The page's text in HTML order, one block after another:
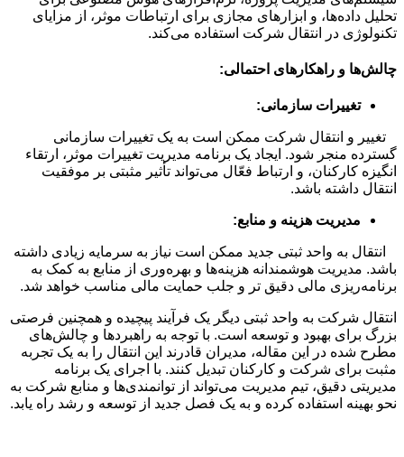
تحلیل داده‌ها، و ابزارهای مجازی برای ارتباطات موثر، از مزایای
تکنولوژی در انتقال شرکت استفاده می‌کند.
چالش‌ها و راهکارهای احتمالی:
تغییرات سازمانی:
تغییر و انتقال شرکت ممکن است به یک تغییرات سازمانی
گسترده منجر شود. ایجاد یک برنامه مدیریت تغییرات موثر، ارتقاء
انگیزه کارکنان، و ارتباط فعّال می‌تواند تأثیر مثبتی بر موفقیت
انتقال داشته باشد.
مدیریت هزینه و منابع:
انتقال به واحد ثبتی جدید ممکن است نیاز به سرمایه زیادی داشته
باشد. مدیریت هوشمندانه هزینه‌ها و بهره‌وری از منابع به کمک به
برنامه‌ریزی مالی دقیق تر و جلب حمایت مالی مناسب خواهد شد.
انتقال شرکت به واحد ثبتی دیگر یک فرآیند پیچیده و همچنین فرصتی
بزرگ برای بهبود و توسعه است. با توجه به راهبردها و چالش‌های
مطرح شده در این مقاله، مدیران قادرند این انتقال را به یک تجربه
مثبت برای شرکت و کارکنان تبدیل کنند. با اجرای یک برنامه
مدیریتی دقیق، تیم مدیریت می‌تواند از توانمندی‌ها و منابع شرکت به
نحو بهینه استفاده کرده و به یک فصل جدید از توسعه و رشد راه یابد.